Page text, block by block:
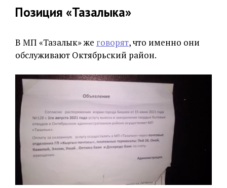
Позиция «Тазалыка»
В МП «Тазалык» же говорят, что именно они
обслуживают Октябрьский район.